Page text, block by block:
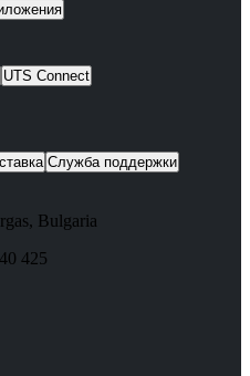
UTS Connect
Служба поддержки
, Bulgaria
425